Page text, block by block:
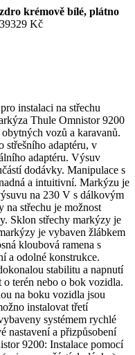
krémově bílé, plátno
Kč
instalaci na střechu
Thule Omnistor 9200
vozů a karavanů.
střešního adaptéru, v
adaptéru. Výsuv
dodávky. Manipulace s
a intuitivní. Markýzu je
na 230 V s dálkovým
na střechu je možnost
Sklon střechy markýzy je
je vybaven žlábkem
kloubová ramena s
a odolné konstrukce.
stabilitu a napnutí
o terén nebo o bok vozidla.
na boku vozidla jsou
instalovat třetí
systémem rychlé
nastavení a přizpůsobení
9200: Instalace pomocí